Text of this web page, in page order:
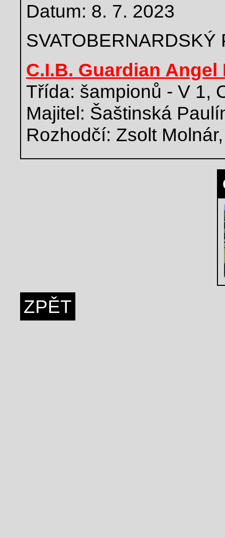
Datum: 8. 7. 2023
C.I.B. Guardian
Třída: šampionů - V 1,
Majitel: Šaštinská
Rozhodčí: Zsolt
ZPĚT